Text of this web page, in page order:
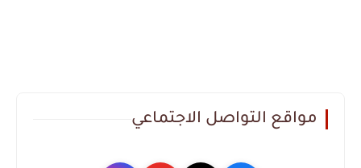
مواقع التواصل الاجتماعي